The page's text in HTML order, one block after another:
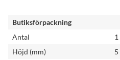
Butiksförpackning
Antal
1
Höjd (mm)
5